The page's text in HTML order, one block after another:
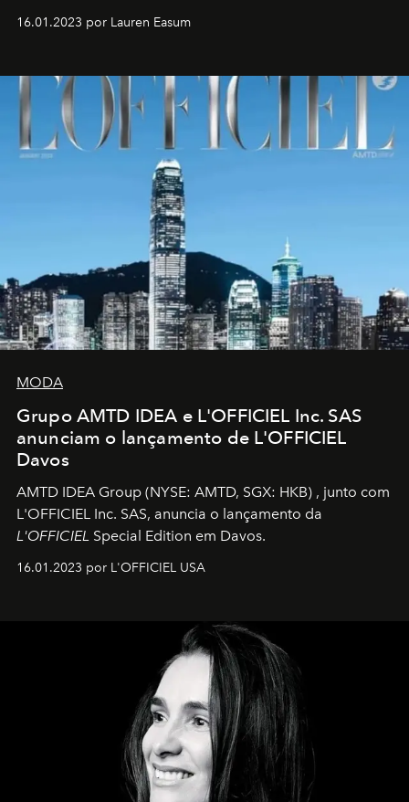
16.01.2023 por Lauren Easum
MODA
Grupo AMTD IDEA e L'OFFICIEL Inc. SAS
anunciam o lançamento de L'OFFICIEL
Davos
AMTD IDEA Group (NYSE: AMTD, SGX: HKB) , junto com
L'OFFICIEL Inc. SAS, anuncia o lançamento da
L'OFFICIEL Special Edition em Davos.
16.01.2023 por L'OFFICIEL USA